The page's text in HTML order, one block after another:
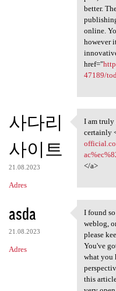
better.
online.
however
href="
47189/
사다리
사이트
21.08.2023
Adres
I am
I am truly
certainly
</a>
asda
21.08.2023
Adres
I found
I found
weblog,
please
You've
what you
this